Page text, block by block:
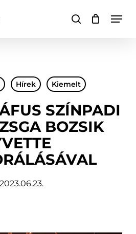
keresésKosár
Hírek Kiemelt
SZÍNPADI
BOZSIK
2023.06.23.